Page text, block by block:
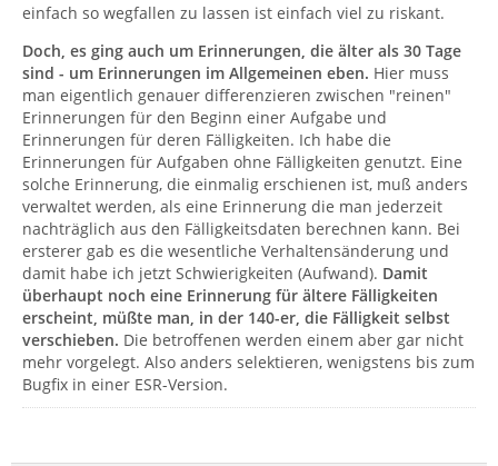
einfach so wegfallen zu lassen ist einfach viel zu riskant.
Doch, es ging auch um Erinnerungen, die älter als 30 Tage
sind - um Erinnerungen im Allgemeinen eben. Hier muss
man eigentlich genauer differenzieren zwischen "reinen"
Erinnerungen für den Beginn einer Aufgabe und
Erinnerungen für deren Fälligkeiten. Ich habe die
Erinnerungen für Aufgaben ohne Fälligkeiten genutzt. Eine
solche Erinnerung, die einmalig erschienen ist, muß anders
verwaltet werden, als eine Erinnerung die man jederzeit
nachträglich aus den Fälligkeitsdaten berechnen kann. Bei
ersterer gab es die wesentliche Verhaltensänderung und
damit habe ich jetzt Schwierigkeiten (Aufwand). Damit
überhaupt noch eine Erinnerung für ältere Fälligkeiten
erscheint, müßte man, in der 140-er, die Fälligkeit selbst
verschieben. Die betroffenen werden einem aber gar nicht
mehr vorgelegt. Also anders selektieren, wenigstens bis zum
Bugfix in einer ESR-Version.